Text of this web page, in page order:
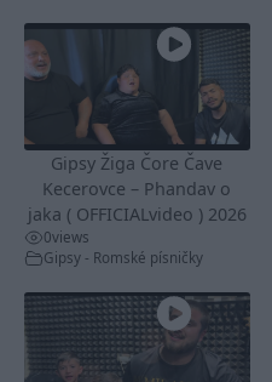
Gipsy Žiga Čore Čave
Kecerovce – Phandav o
jaka ( OFFICIALvideo ) 2026
0views
Gipsy - Romské písničky